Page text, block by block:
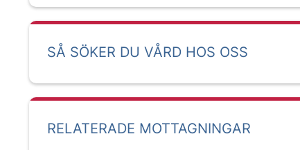
SÅ SÖKER DU VÅRD HOS OSS
RELATERADE MOTTAGNINGAR